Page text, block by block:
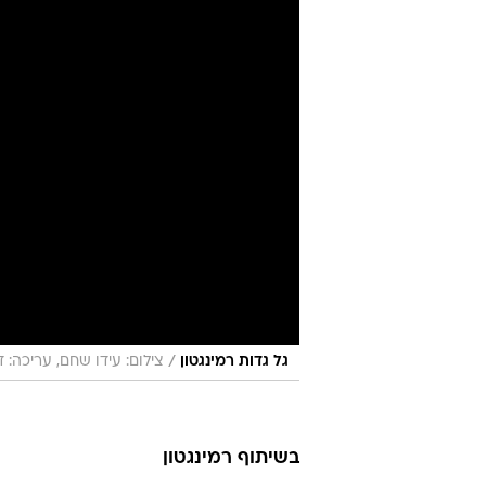
גל גדות רמינגטון / צילום: עידו שחם, עריכה:
בשיתוף רמינגטון